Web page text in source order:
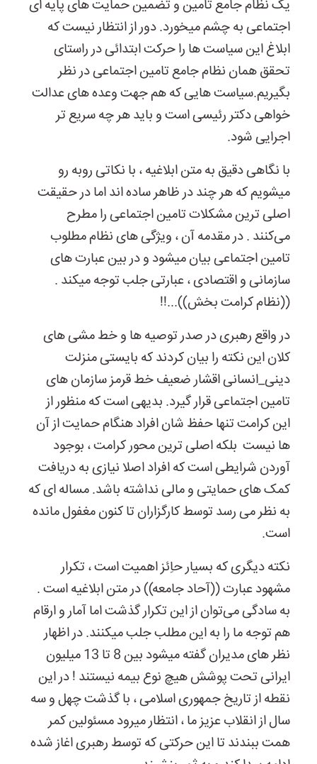
یک نظام جامع تامین و تضمین حمایت های پایه ای
اجتماعی به چشم میخورد. دور از انتظار نیست که
ابلاغ این سیاست ها را حرکت ابتدائی در راستای
تحقق همان نظام جامع تامین اجتماعی در نظر
بگیریم.سیاست هایی که هم جهت وعده های عدالت
خواهی دکتر رئیسی است و باید هر چه سریع تر
اجرایی شود.
با نگاهی دقیق به متن ابلاغیه ، با نکاتی روبه رو
میشویم که هر چند در ظاهر ساده اند اما در حقیقت
اصلی ترین مشکلات تامین اجتماعی را مطرح
می‌کنند . در مقدمه آن ، ویژگی های نظام مطلوب
تامین اجتماعی بیان میشود و در بین عبارت های
سازمانی و اقتصادی ، عبارتی جلب توجه میکند .
((نظام کرامت بخش))...!!
در واقع رهبری در صدر توصیه ها و خط مشی های
کلان این نکته را بیان کردند که بایستی منزلت
دینی_انسانی اقشار ضعیف خط قرمز سازمان های
تامین اجتماعی قرار گیرد. بدیهی است که منظور از
این کرامت تنها حفظ شان افراد هنگام حمایت از آن
ها نیست بلکه اصلی ترین محور کرامت ، بوجود
آوردن شرایطی است که افراد اصلا نیازی به دریافت
کمک های حمایتی و مالی نداشته باشد. مساله ای که
به نظر می رسد توسط کارگزاران تا کنون مغفول مانده
است.
نکته دیگری که بسیار حاِئز اهمیت است ، تکرار
مشهود عبارت ((آحاد جامعه)) در متن ابلاغیه است .
به سادگی می‌توان از این تکرار گذشت اما آمار و ارقام
هم توجه ما را به این مطلب جلب میکنند. در اظهار
نظر های مدیران گفته میشود بین 8 تا 13 میلیون
ایرانی تحت پوشش هیچ نوع بیمه نیستند ! در این
نقطه از تاریخ جمهوری اسلامی ، با گذشت چهل و سه
سال از انقلاب عزیز ما ، انتظار میرود مسئولین کمر
همت ببندند تا این حرکتی که توسط رهبری اغاز شده